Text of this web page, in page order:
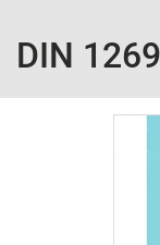
DIN